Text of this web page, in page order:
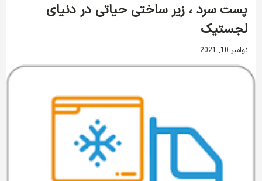
پست سرد ، زیر ساختی حیاتی در دنیای
لجستیک
نوامبر 10, 2021